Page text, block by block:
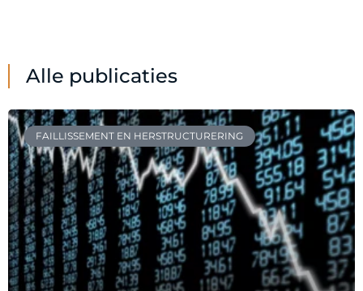
Alle publicaties
FAILLISSEMENT EN HERSTRUCTURERING